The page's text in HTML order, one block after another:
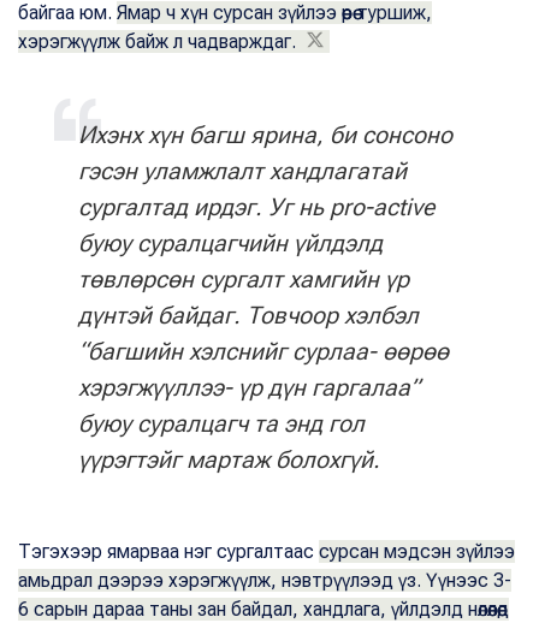
байгаа юм. Ямар ч хүн сурсан зүйлээ өөрөө туршиж,
хэрэгжүүлж байж л чадварждаг.
Ихэнх хүн багш ярина, би сонсоно
гэсэн уламжлалт хандлагатай
сургалтад ирдэг. Уг ньpro-active
буюу суралцагчийн үйлдэлд
төвлөрсөн сургалт хамгийн үр
дүнтэй байдаг. Товчоор хэлбэл
“багшийн хэлснийг сурлаа- өөрөө
хэрэгжүүллээ- үр дүн гаргалаа”
буюу суралцагч та энд гол
үүрэгтэйг мартаж болохгүй.
Тэгэхээр ямарваа нэг сургалтаас сурсан мэдсэн зүйлээ
амьдрал дээрээ хэрэгжүүлж, нэвтрүүлээд үз. Үүнээс 3-
6 сарын дараа таны зан байдал, хандлага, үйлдэлд нөлөөлөөд